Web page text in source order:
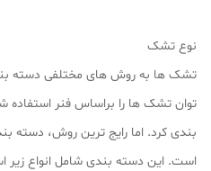
نوع تشک
تشک ها به روش های مختلفی دسته
توان تشک ها را براساس فنر
بندی کرد. اما رایج ترین روش، دسته
است. این دسته بندی شامل انواع زیر